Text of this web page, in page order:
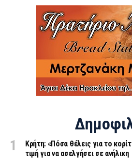
Κρήτη: «Πόσα θέλεις για το
τιμή για να ασελγήσει σε ανήλικη